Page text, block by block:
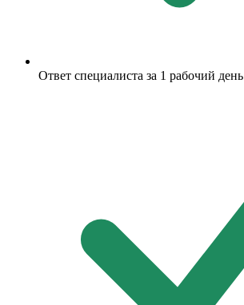
Ответ специалиста за 1 рабочий день